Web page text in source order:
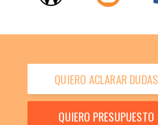
QUIERO ACLARAR DUDAS
QUIERO PRESUPUESTO